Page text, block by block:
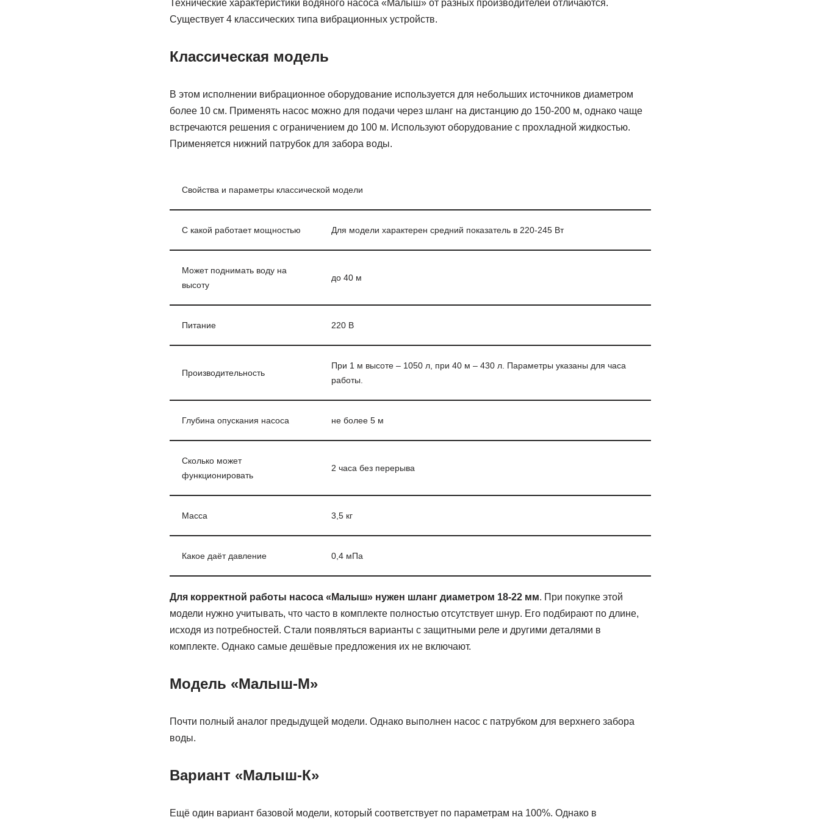
Технические характеристики водяного насоса «Малыш» от разных производителей отличаются.
Существует 4 классических типа вибрационных устройств.
Классическая модель
В этом исполнении вибрационное оборудование используется для небольших источников диаметром
более 10 см. Применять насос можно для подачи через шланг на дистанцию до 150-200 м, однако чаще
встречаются решения с ограничением до 100 м. Используют оборудование с прохладной жидкостью.
Применяется нижний патрубок для забора воды.
Свойства и параметры классической модели
С какой работает мощностью Для модели характерен средний показатель в 220-245 Вт
Может поднимать воду на
высоту
до 40 м
Питание 220 В
Производительность
При 1 м высоте – 1050 л, при 40 м – 430 л. Параметры указаны для часа
работы.
Глубина опускания насоса не более 5 м
Сколько может
функционировать
2 часа без перерыва
Масса 3,5 кг
Какое даёт давление 0,4 мПа
Для корректной работы насоса «Малыш» нужен шланг диаметром 18-22 мм. При покупке этой
модели нужно учитывать, что часто в комплекте полностью отсутствует шнур. Его подбирают по длине,
исходя из потребностей. Стали появляться варианты с защитными реле и другими деталями в
комплекте. Однако самые дешёвые предложения их не включают.
Модель «Малыш-М»
Почти полный аналог предыдущей модели. Однако выполнен насос с патрубком для верхнего забора
воды.
Вариант «Малыш-К»
Ещё один вариант базовой модели, который соответствует по параметрам на 100%. Однако в